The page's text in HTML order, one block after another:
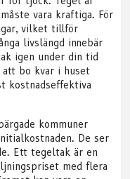
vara kraftiga. För
vilket tillför
livslängd innebär
igen under din tid
att bo kvar i huset
kostnadseffektiva
kommuner
De ser
Ett tegeltak är en
med flera